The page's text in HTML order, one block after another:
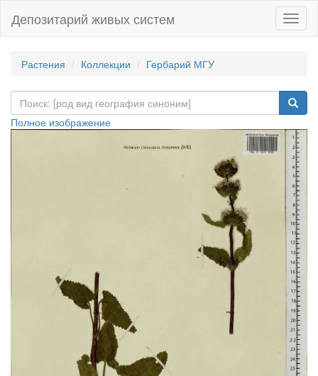
Депозитарий живых систем
Растения Коллекции Гербарий МГУ
Полное изображение